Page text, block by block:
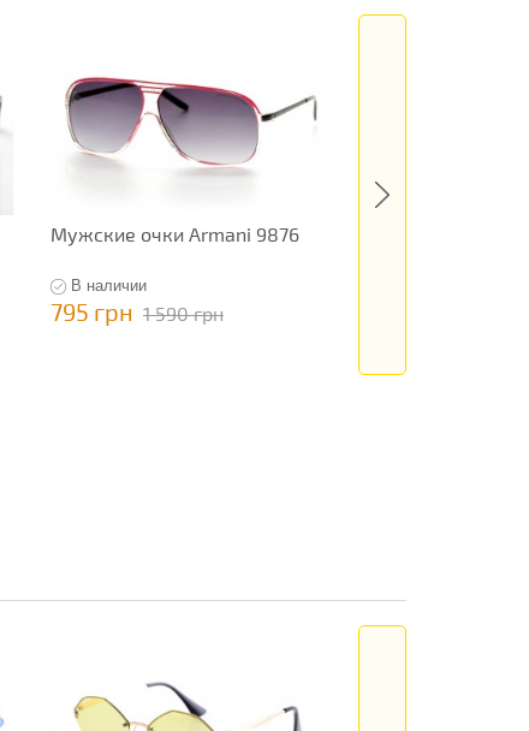
Мужские очки Armani 9876
В наличии
795 грн 1 590 грн